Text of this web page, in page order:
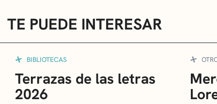
TE PUEDE INTERESAR
BIBLIOTECAS
Terrazas de las letras
2026